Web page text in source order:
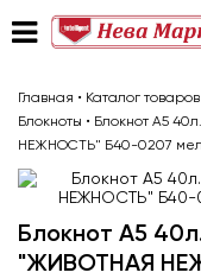
Главная • Каталог товаров
Блокноты • Блокнот А5
НЕЖНОСТЬ" Б40-0207
Блокнот А5
"ЖИВОТНАЯ